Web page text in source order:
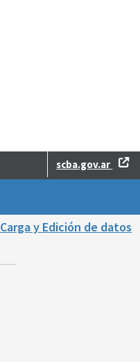
scba.gov.ar
Carga y Edición de datos